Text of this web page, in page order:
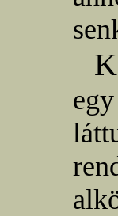
K